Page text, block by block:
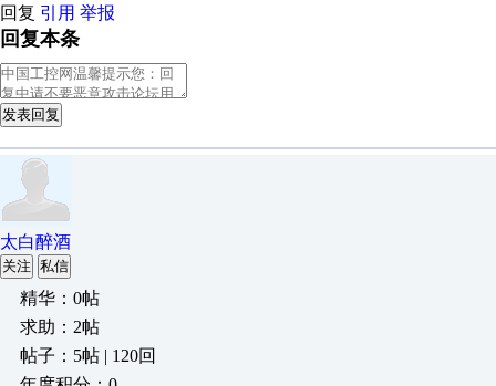
回复 引用 举报
回复本条
发表回复
太白醉酒
关注 私信
精华：0帖
求助：2帖
帖子：5帖 | 120回